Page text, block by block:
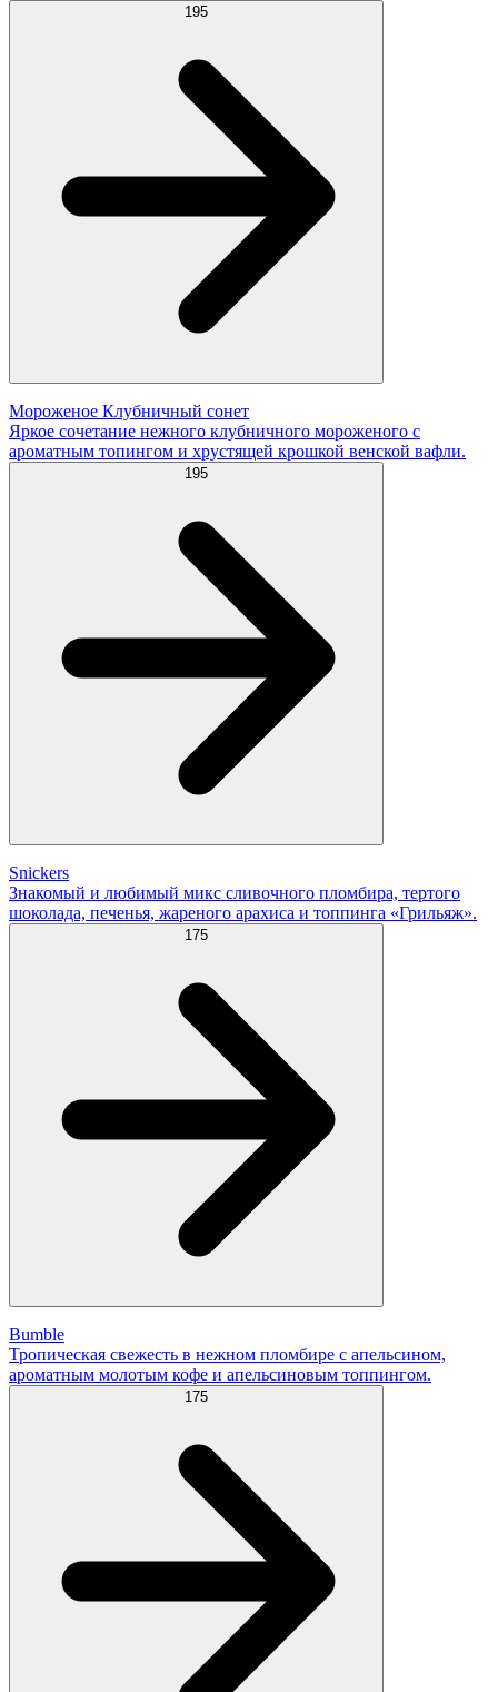
195
Мороженое Клубничный сонет
Яркое сочетание нежного клубничного мороженого с
ароматным топингом и хрустящей крошкой венской вафли.
195
Snickers
Знакомый и любимый микс сливочного пломбира, тертого
шоколада, печенья, жареного арахиса и топпинга «Грильяж».
175
Bumble
Тропическая свежесть в нежном пломбире с апельсином,
ароматным молотым кофе и апельсиновым топпингом.
175